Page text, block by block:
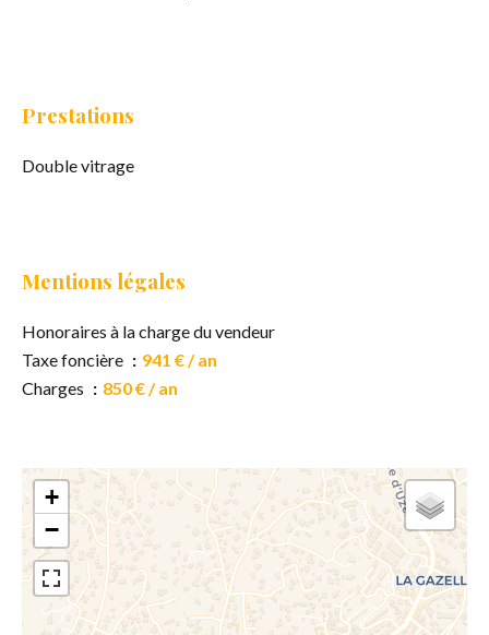
Prestations
Double vitrage
Mentions légales
Honoraires à la charge du vendeur
Taxe foncière
941 € / an
Charges
850 € / an
+
−